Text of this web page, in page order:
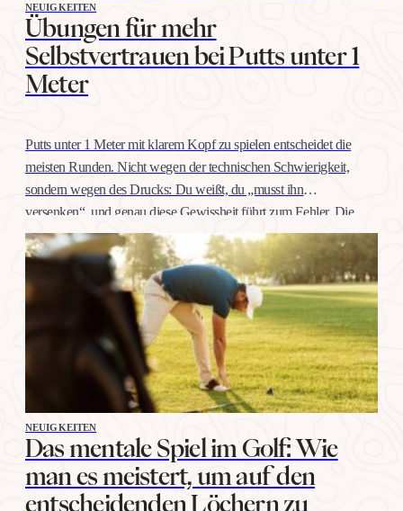
NEUIGKEITEN
Übungen für mehr
Selbstvertrauen bei Putts unter 1
Meter
Putts unter 1 Meter mit klarem Kopf zu spielen entscheidet die
meisten Runden. Nicht wegen der technischen Schwierigkeit,
sondern wegen des Drucks: Du weißt, du „musst ihn
versenken“, und genau diese Gewissheit führt zum Fehler. Die
gute Nachricht: Selbstvertrauen auf dieser Distanz trainiert man
wie jeden anderen Schlag, mit konkreten Übungen, nicht mit
Willenskraft. Warum…
NEUIGKEITEN
Das mentale Spiel im Golf: Wie
man es meistert, um auf den
entscheidenden Löchern zu